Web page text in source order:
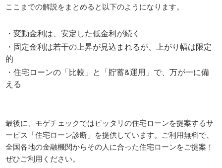
ここまでの解説をまとめると以下のようになります。
・変動金利は、安定した低金利が続く
・固定金利は若干の上昇が見込まれるが、上がり幅は限定
的
・住宅ローンの「比較」と「貯蓄&運用」で、万が一に備
える
最後に、モゲチェックではピッタリの住宅ローンを提案するサ
ービス「住宅ローン診断」を提供しています。ご利用無料で、
全国各地の金融機関からその人に合った住宅ローンをご提案！
ぜひご利用ください。